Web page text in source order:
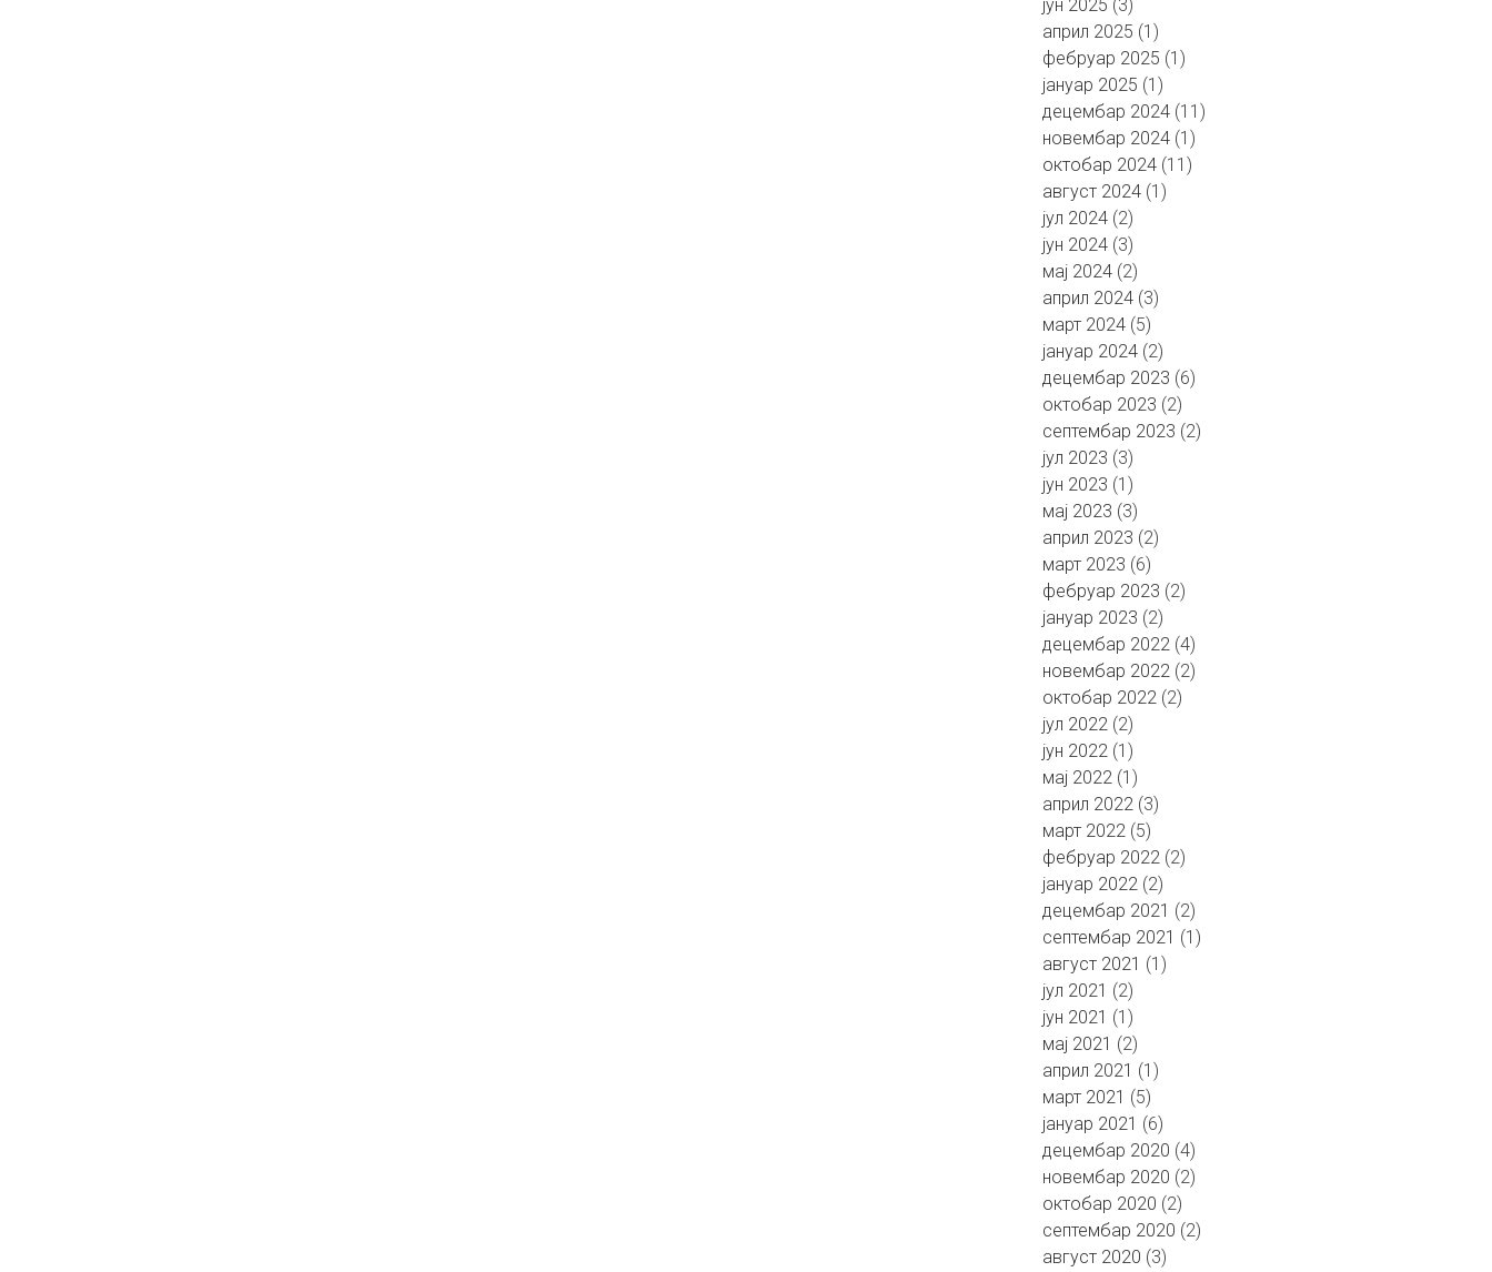
јун 2025 (3)
април 2025 (1)
фебруар 2025 (1)
јануар 2025 (1)
децембар 2024 (11)
новембар 2024 (1)
октобар 2024 (11)
август 2024 (1)
јул 2024 (2)
јун 2024 (3)
мај 2024 (2)
април 2024 (3)
март 2024 (5)
јануар 2024 (2)
децембар 2023 (6)
октобар 2023 (2)
септембар 2023 (2)
јул 2023 (3)
јун 2023 (1)
мај 2023 (3)
април 2023 (2)
март 2023 (6)
фебруар 2023 (2)
јануар 2023 (2)
децембар 2022 (4)
новембар 2022 (2)
октобар 2022 (2)
јул 2022 (2)
јун 2022 (1)
мај 2022 (1)
април 2022 (3)
март 2022 (5)
фебруар 2022 (2)
јануар 2022 (2)
децембар 2021 (2)
септембар 2021 (1)
август 2021 (1)
јул 2021 (2)
јун 2021 (1)
мај 2021 (2)
април 2021 (1)
март 2021 (5)
јануар 2021 (6)
децембар 2020 (4)
новембар 2020 (2)
октобар 2020 (2)
септембар 2020 (2)
август 2020 (3)